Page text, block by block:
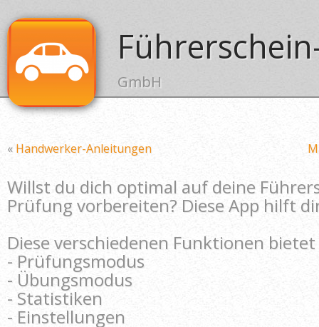
GmbH
« Handwerker-Anleitungen
Willst du dich optimal auf deine
Prüfung vorbereiten? Diese App hilft
Diese verschiedenen Funktionen
- Prüfungsmodus
- Übungsmodus
- Statistiken
- Einstellungen